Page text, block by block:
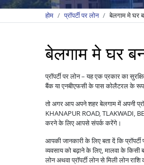
होम प्रॉपर्टी पर लोन बेलगाम मे घर
बेलगाम मे घर
प्रॉपर्टी पर लोन – यह एक प्रकार का
बैंक या एनबीएफसी के पास कोलैटरल के रूप
तो अगर आप अपने शहर बेलगाम में अपनी
KHANAPUR ROAD, TLAKWADI,
करने के लिए आपसे संपर्क करेंगे।
आपकी जानकारी के लिए बता दें कि
व्यवसाय को बढ़ाने के लिए, मालवा के किसी
लोन अथवा प्रॉपर्टी लोन से मिली लोन